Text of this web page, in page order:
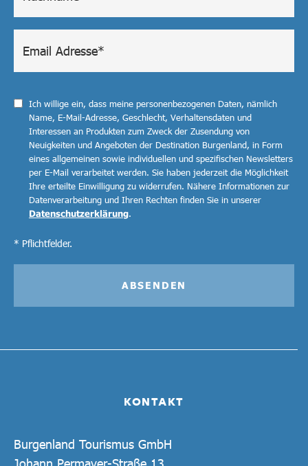
KONTAKT
Burgenland Tourismus GmbH
Ich willige ein, dass meine personenbezogenen Daten, nämlich
Name, E-Mail-Adresse, Geschlecht, Verhaltensdaten und
Interessen an Produkten zum Zweck der Zusendung von
Neuigkeiten und Angeboten der Destination Burgenland, in Form
eines allgemeinen sowie individuellen und spezifischen Newsletters
per E-Mail verarbeitet werden. Sie haben jederzeit die Möglichkeit
Ihre erteilte Einwilligung zu widerrufen. Nähere Informationen zur
Datenverarbeitung und Ihren Rechten finden Sie in unserer
Datenschutzerklärung.
* Pflichtfelder.
ABSENDEN